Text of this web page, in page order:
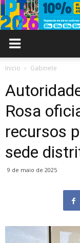
Inicio Gabinete
Rosa
recursos
sede
9 de maio de 2025